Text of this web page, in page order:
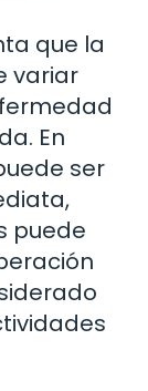
que la
variar
En
ser
puede